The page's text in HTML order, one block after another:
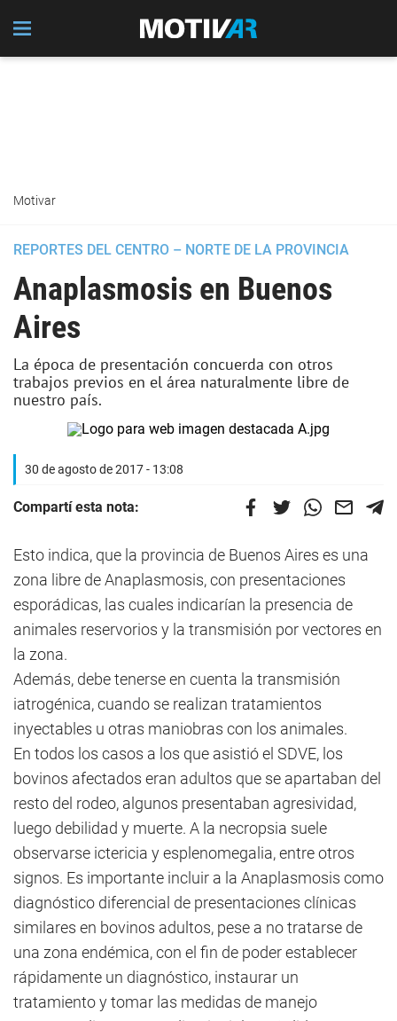
Motivar
REPORTES DEL CENTRO – NORTE DE LA PROVINCIA
Anaplasmosis en Buenos
Aires
La época de presentación concuerda con otros
trabajos previos en el área naturalmente libre de
nuestro país.
30 de agosto de 2017 - 13:08
Compartí esta nota:
Esto indica, que la provincia de Buenos Aires es una
zona libre de Anaplasmosis, con presentaciones
esporádicas, las cuales indicarían la presencia de
animales reservorios y la transmisión por vectores en
la zona.
Además, debe tenerse en cuenta la transmisión
iatrogénica, cuando se realizan tratamientos
inyectables u otras maniobras con los animales.
En todos los casos a los que asistió el SDVE, los
bovinos afectados eran adultos que se apartaban del
resto del rodeo, algunos presentaban agresividad,
luego debilidad y muerte. A la necropsia suele
observarse ictericia y esplenomegalia, entre otros
signos. Es importante incluir a la Anaplasmosis como
diagnóstico diferencial de presentaciones clínicas
similares en bovinos adultos, pese a no tratarse de
una zona endémica, con el fin de poder establecer
rápidamente un diagnóstico, instaurar un
tratamiento y tomar las medidas de manejo